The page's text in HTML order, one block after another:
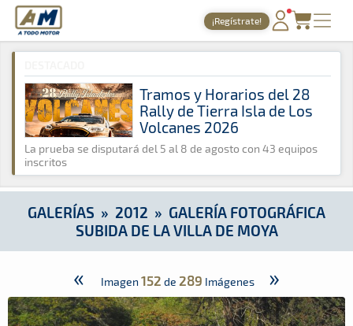
A Todo Motor · Revista del motor desde 1999
¡Regístrate!
PORTADA
TIEMPOS ONLINE
NOTICIAS
AGENDA
GALERÍAS
TIENDA
ARCHIVO
A Todo Motor » Galerías » 2012 » Galería Fotográfica Subida
Tramos y Horarios del 28
Rally de Tierra Isla de Los
Volcanes 2026
La prueba se disputará del 5 al 8 de agosto con 43 equipos
inscritos
GALERÍAS » 2012 » GALERÍA FOTOGRÁFICA
SUBIDA DE LA VILLA DE MOYA
« Imagen 152 de 289 Imágenes »